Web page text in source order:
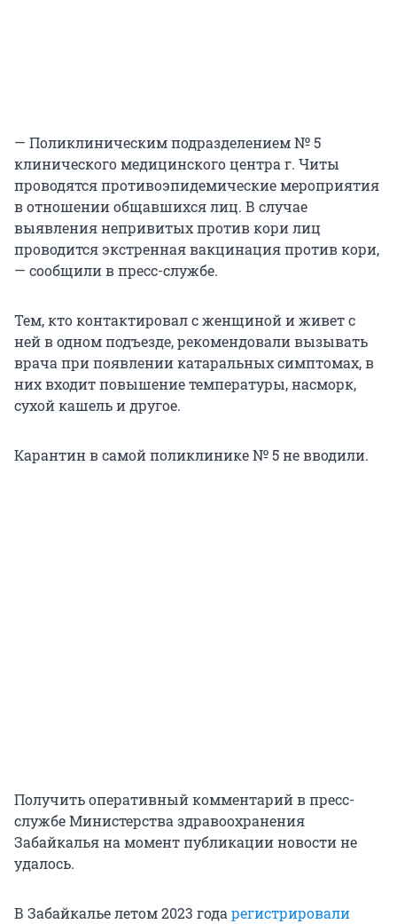
— Поликлиническим подразделением № 5
клинического медицинского центра г. Читы
проводятся противоэпидемические мероприятия
в отношении общавшихся лиц. В случае
выявления непривитых против кори лиц
проводится экстренная вакцинация против кори,
— сообщили в пресс-службе.
Тем, кто контактировал с женщиной и живет с
ней в одном подъезде, рекомендовали вызывать
врача при появлении катаральных симптомах, в
них входит повышение температуры, насморк,
сухой кашель и другое.
Карантин в самой поликлинике № 5 не вводили.
Получить оперативный комментарий в пресс-
службе Министерства здравоохранения
Забайкалья на момент публикации новости не
удалось.
В Забайкалье летом 2023 годарегистрировали